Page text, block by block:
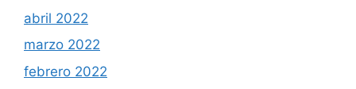
abril 2022
marzo 2022
febrero 2022